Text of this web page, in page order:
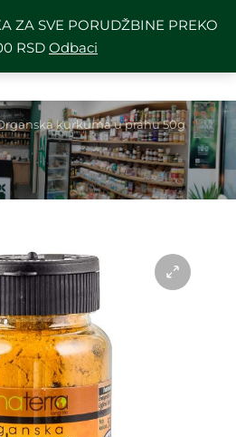
ZA SVE PORUDŽBINE PREKO
RSD Odbaci
kurkuma u prahu 50g